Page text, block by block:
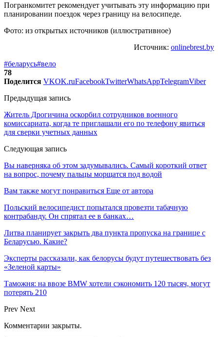
Погранкомитет рекомендует учитывать эту информацию при
планировании поездок через границу на велосипеде.
Фото: из открытых источников (иллюстративное)
Источник: onlinebrest.by
#беларусь#вело
78
Поделится VKOK.ruFacebookTwitterWhatsAppTelegramViber
Предыдущая запись
Житель Дрогичина оскорбил сотрудников военного
комиссариата, когда те приглашали его по телефону явиться
для сверки учетных данных
Следующая запись
Вы наверняка об этом задумывались. Самый короткий ответ
на вопрос, почему пальцы морщатся под водой
Вам также могут понравиться Еще от автора
Польский велосипедист попытался провезти табачную
контрабанду. Он спрятал ее в банках…
Литва планирует закрыть два пункта пропуска на границе с
Беларусью. Какие?
Эксперты рассказали, как белорусы будут путешествовать без
«Зеленой карты»
Таможня: на ввозе BMW хотели сэкономить 120 тысяч, могут
потерять 210
Prev Next
Комментарии закрыты.